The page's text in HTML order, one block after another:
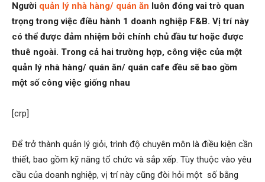
Người quản lý nhà hàng/ quán ăn luôn đóng vai trò quan
trọng trong việc điều hành 1 doanh nghiệp F&B. Vị trí này
có thể được đảm nhiệm bởi chính chủ đầu tư hoặc được
thuê ngoài. Trong cả hai trường hợp, công việc của một
quản lý nhà hàng/ quán ăn/ quán cafe đều sẽ bao gồm
một số công việc giống nhau
[crp]
Để trở thành quản lý giỏi, trình độ chuyên môn là điều kiện cần
thiết, bao gồm kỹ năng tổ chức và sắp xếp. Tùy thuộc vào yêu
cầu của doanh nghiệp, vị trí này cũng đòi hỏi một số bằng